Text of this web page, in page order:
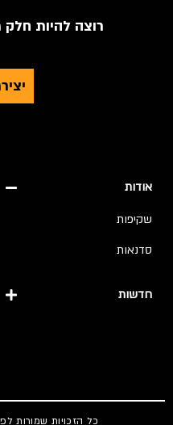
רוצה להיות חלק
אודות
שקיפות
סדנאות
חדשות
כל הזכויות שמורות